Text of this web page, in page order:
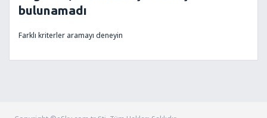
bulunamadı
Farklı kriterler aramayı deneyin